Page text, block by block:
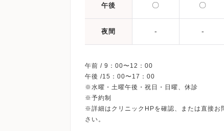
午後 〇 〇
夜間 - -
午前 / 9：00〜12：00
午後 /15：00〜17：00
※水曜・土曜午後・祝日・日曜、休診
※予約制
※詳細はクリニックHPを確認、または直接お